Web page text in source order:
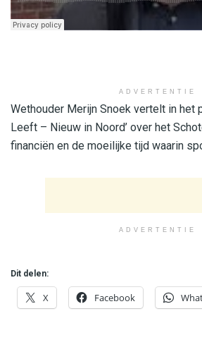
ADVERTENTIE
Wethouder Merijn Snoek vertelt in het
Leeft – Nieuw in Noord’ over het
financiën en de moeilijke tijd waarin
ADVERTENTIE
Dit delen:
X Facebook